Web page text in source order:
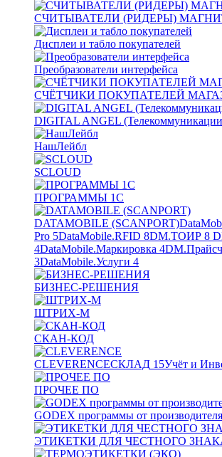
СЧИТЫВАТЕЛИ (РИДЕРЫ)
Дисплеи и табло покупателей
Преобразователи интерфейса
СЧЁТЧИКИ ПОКУПАТЕЛЕЙ
DIGITAL ANGEL
НашЛейбл
SCLOUD
ПРОГРАММЫ 1С
DATAMOBILE (SCANPORT)
Pro 5DataMobile.RFID 8DM.ТОИР 8
4DataMobile.Маркировка 4
3DataMobile.Услуги 4
БИЗНЕС-РЕШЕНИЯ
ШТРИХ-М
СКАН-КОД
CLEVERENCEСКЛАД 15Учёт и
ПРОЧЕЕ ПО
GODEX программы от производителя
ЭТИКЕТКИ ДЛЯ ЧЕСТНОГО